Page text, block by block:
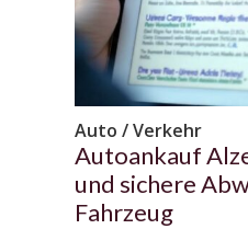
Auto / Verkehr
Autoankauf
und sichere
Fahrzeug